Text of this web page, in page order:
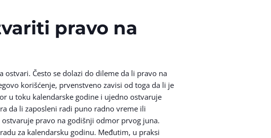
pravo na
ostvari. Često se dolazi do dileme da li pravo na
korišćenje, prvenstveno zavisi od toga da li je
u toku kalendarske godine i ujedno ostvaruje
da li zaposleni radi puno radno vreme ili
pravo na godišnji odmor prvog juna.
za kalendarsku godinu. Međutim, u praksi